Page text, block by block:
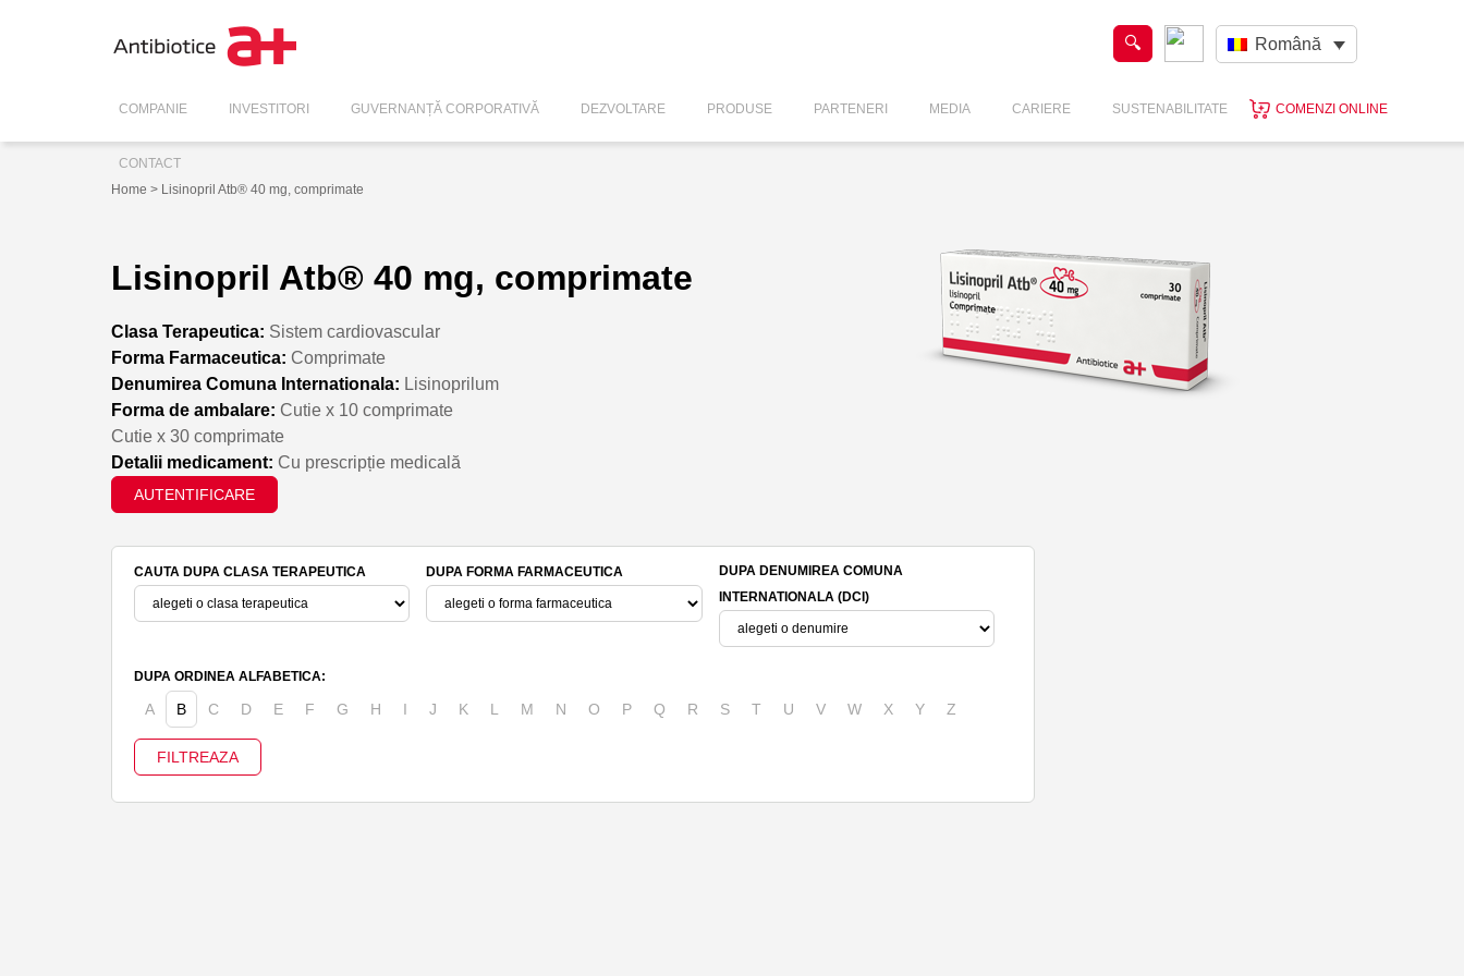
Română
COMPANIE INVESTITORI GUVERNANȚĂ CORPORATIVĂ DEZVOLTARE PRODUSE PARTENERI MEDIA CARIERE SUSTENABILITATE COMENZI ONLINE
CONTACT
Home > Lisinopril Atb® 40 mg, comprimate
Lisinopril Atb® 40 mg, comprimate
Clasa Terapeutica: Sistem cardiovascular
Forma Farmaceutica: Comprimate
Denumirea Comuna Internationala: Lisinoprilum
Forma de ambalare: Cutie x 10 comprimate
Cutie x 30 comprimate
Detalii medicament: Cu prescripție medicală
AUTENTIFICARE
CAUTA DUPA CLASA TERAPEUTICA DUPA FORMA FARMACEUTICA
DUPA DENUMIREA COMUNA
INTERNATIONALA (DCI)
DUPA ORDINEA ALFABETICA:
A B C D E F G H I J K L M N O P Q R S T U V W X Y Z